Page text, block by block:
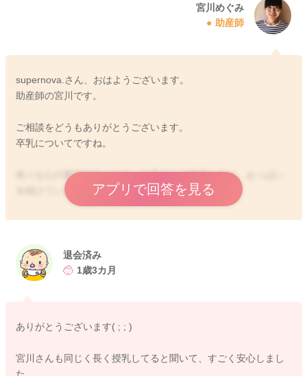
宮川めぐみ
助産師
supernova.さん、おはようございます。
助産師の宮川です。
ご相談をどうもありがとうございます。
卒乳についてですね。
色々な心の変化があったり、お子さんの様子もあり、おっぱい
を続けていきたいという思いをお持ちなのですね。
私はsupernova.さんとお子さんでされている授乳になりますの
れを受けてどうするのかは、supernova.さんのお考えでいいと
思いますよ。
下の子も明後日で2歳4ヶ月になりますが、続けています。
なと思えるぐらいまでは続けたいと思います。
アプリで回答を見る
退会済み
1歳3カ月
ありがとうございます( ; ; )
宮川さんも同じく長く授乳してると聞いて、すごく安心しまし